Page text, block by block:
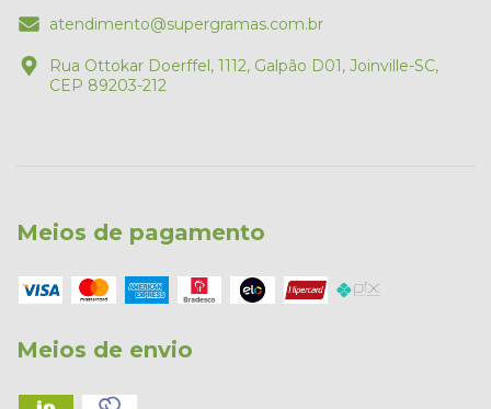
atendimento@supergramas.com.br
Rua Ottokar Doerffel, 1112, Galpão D01, Joinville-SC,
CEP 89203-212
Meios de pagamento
Meios de envio